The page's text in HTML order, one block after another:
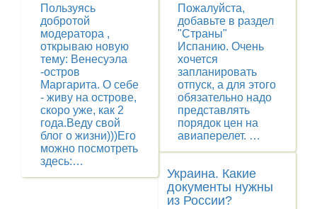
Пользуясь
добротой
модератора ,
открываю новую
тему: Венесуэла
-остров
Маргарита. О себе
- живу на острове,
скоро уже, как 2
года.Веду свой
блог о жизни)))Его
можно посмотреть
здесь:…
Пожалуйста,
добавьте в раздел
"Страны"
Испанию. Очень
хочется
запланировать
отпуск, а для этого
обязательно надо
представлять
порядок цен на
авиаперелет. …
Украина. Какие
документы нужны
из России?